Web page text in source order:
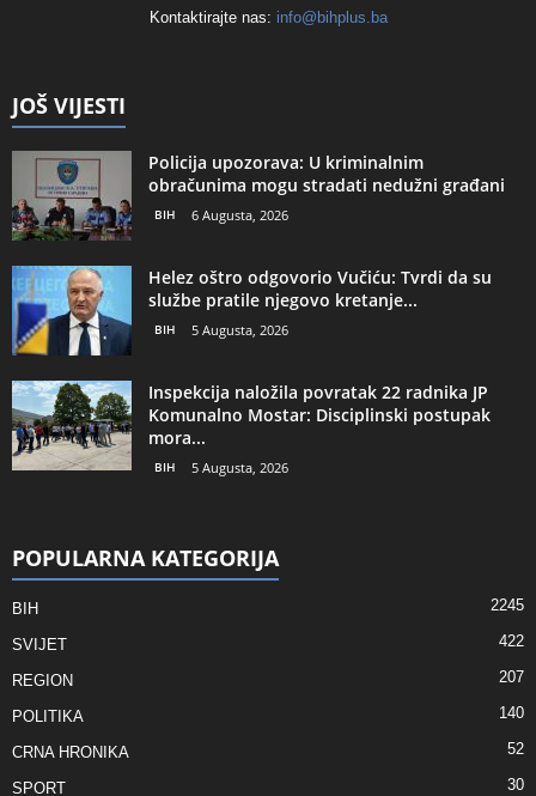
Kontaktirajte nas: info@bihplus.ba
JOŠ VIJESTI
Policija upozorava: U kriminalnim
obračunima mogu stradati nedužni građani
BIH 6 Augusta, 2026
Helez oštro odgovorio Vučiću: Tvrdi da su
službe pratile njegovo kretanje...
BIH 5 Augusta, 2026
Inspekcija naložila povratak 22 radnika JP
Komunalno Mostar: Disciplinski postupak
mora...
BIH 5 Augusta, 2026
POPULARNA KATEGORIJA
BIH 2245
SVIJET 422
REGION 207
POLITIKA 140
CRNA HRONIKA 52
SPORT 30